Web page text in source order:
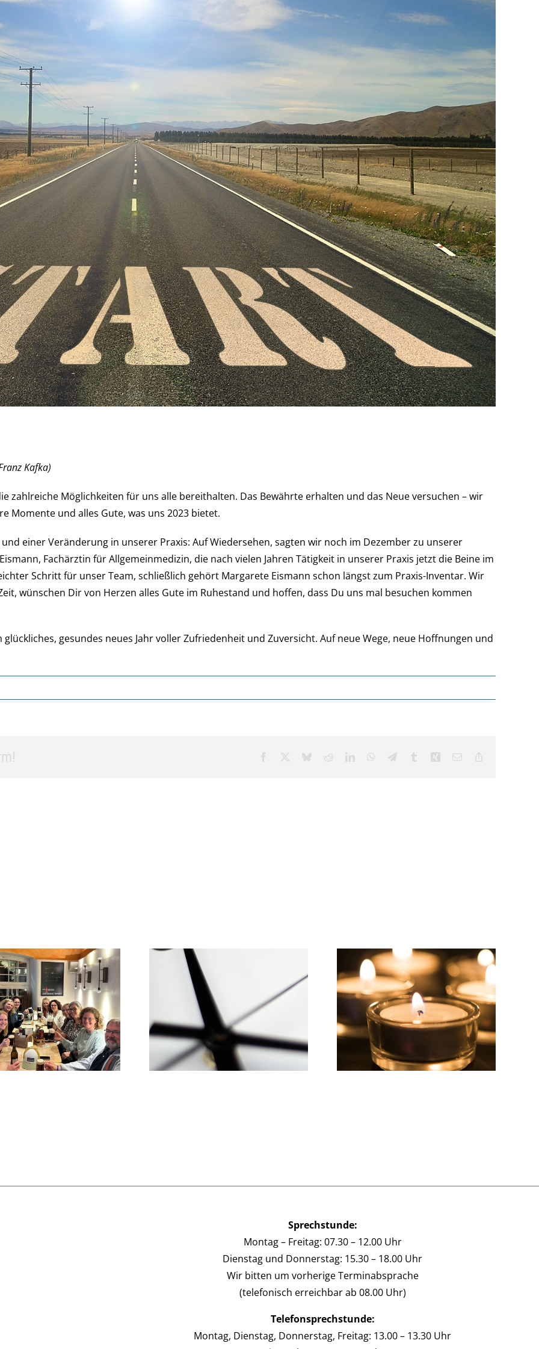
Kafka)
zahlreiche Möglichkeiten für uns alle bereithalten. Das Bewährte erhalten und das Neue versuchen – wir
Momente und alles Gute, was uns 2023 bietet.
einer Veränderung in unserer Praxis: Auf Wiedersehen, sagten wir noch im Dezember zu unserer
Fachärztin für Allgemeinmedizin, die nach vielen Jahren Tätigkeit in unserer Praxis jetzt die Beine im
Schritt für unser Team, schließlich gehört Margarete Eismann schon längst zum Praxis-Inventar. Wir
wünschen Dir von Herzen alles Gute im Ruhestand und hoffen, dass Du uns mal besuchen kommen
gesundes neues Jahr voller Zufriedenheit und Zuversicht. Auf neue Wege, neue Hoffnungen und
Facebook BlueskyRedditLinkedInWhatsApp
TelegramTumblr Xing Email
Info zu
Praxissprechzeiten im
Juni
Ein letzter Gruß…
Wir wünschen einen
schönen Sommer!
Sprechstunde:
Montag – Freitag: 07.30 – 12.00 Uhr
Dienstag und Donnerstag: 15.30 – 18.00 Uhr
Wir bitten um vorherige Terminabsprache
(telefonisch erreichbar ab 08.00 Uhr)
Telefonsprechstunde:
Montag, Dienstag, Donnerstag, Freitag: 13.00 – 13.30 Uhr